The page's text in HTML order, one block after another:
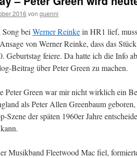
2016 von guenni
bei Werner Reinkein HR1 lief,
von Werner Reinke, dass das
Geburtstag feiere. Da hatte ich die Info
Beitrag über Peter Green zu machen.
Peter Green war mir nicht wirklich ein
als Peter Allen Greenbaum
Szene der späten 1960er Jahre
Musikband Fleetwood Mac fiel,